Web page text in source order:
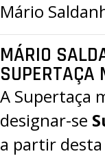
Mário
MÁRIO
SUPERTAÇA
A Supertaça
designar-se
a partir